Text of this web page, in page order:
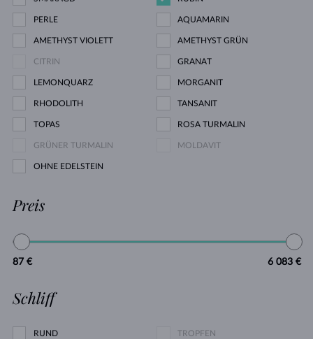
PERLE AQUAMARIN
AMETHYST VIOLETT AMETHYST GRÜN
CITRIN GRANAT
LEMONQUARZ MORGANIT
RHODOLITH TANSANIT
TOPAS ROSA TURMALIN
GRÜNER TURMALIN MOLDAVIT
OHNE EDELSTEIN
Preis
87 € 6 083 €
Schliff
RUND TROPFEN